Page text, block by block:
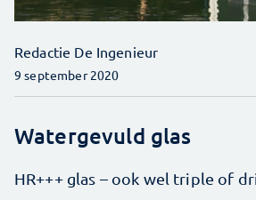
Redactie De Ingenieur
9 september 2020
Watergevuld glas
HR+++ glas – ook wel triple of